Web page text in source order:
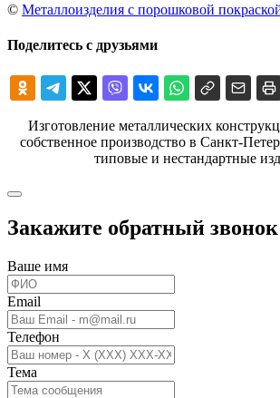
© Металлоизделия с порошковой
Поделитесь с друзьями
Изготовление металлических
собственное производство в Санкт-
типовые и нестандартные
Закажите обратный звонок
Ваше имя
Email
Телефон
Тема